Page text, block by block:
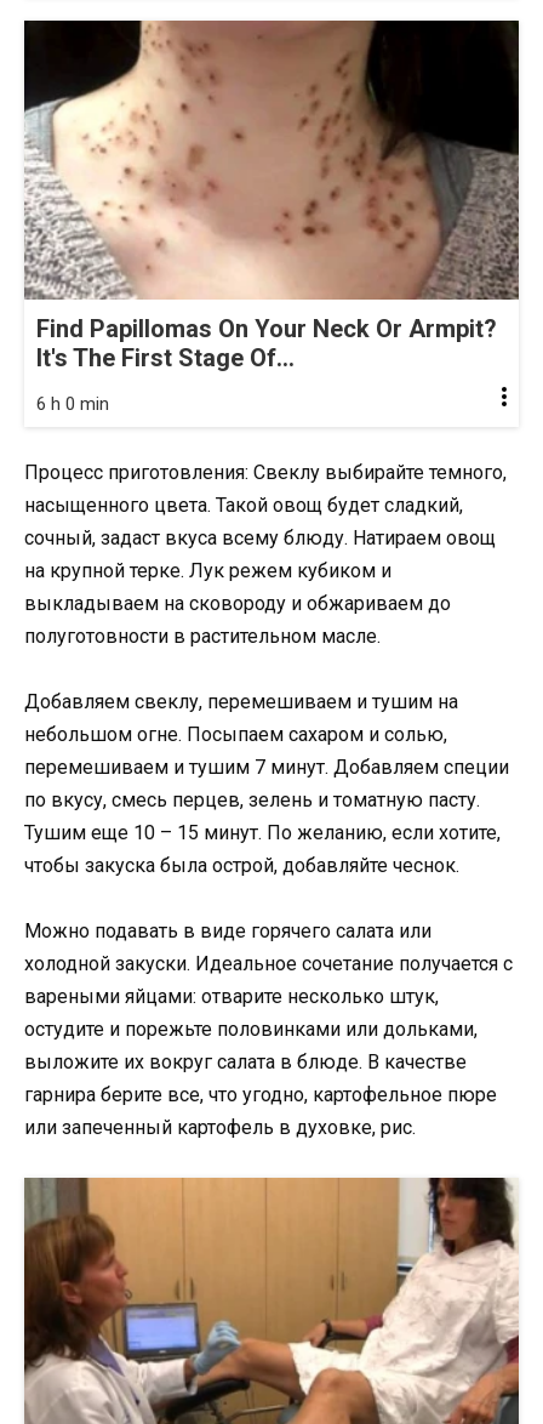
Find Papillomas On Your Neck Or Armpit?
It's The First Stage Of...
6 h 0 min
Процесс приготовления: Свеклу выбирайте темного,
насыщенного цвета. Такой овощ будет сладкий,
сочный, задаст вкуса всему блюду. Натираем овощ
на крупной терке. Лук режем кубиком и
выкладываем на сковороду и обжариваем до
полуготовности в растительном масле.
Добавляем свеклу, перемешиваем и тушим на
небольшом огне. Посыпаем сахаром и солью,
перемешиваем и тушим 7 минут. Добавляем специи
по вкусу, смесь перцев, зелень и томатную пасту.
Тушим еще 10 – 15 минут. По желанию, если хотите,
чтобы закуска была острой, добавляйте чеснок.
Можно подавать в виде горячего салата или
холодной закуски. Идеальное сочетание получается с
вареными яйцами: отварите несколько штук,
остудите и порежьте половинками или дольками,
выложите их вокруг салата в блюде. В качестве
гарнира берите все, что угодно, картофельное пюре
или запеченный картофель в духовке, рис.